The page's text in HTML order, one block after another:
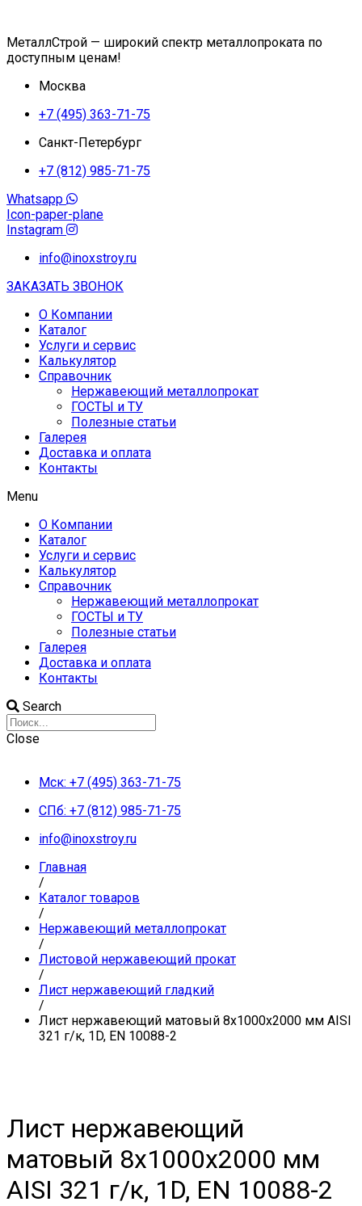
МеталлСтрой — широкий спектр металлопроката по
доступным ценам!
Москва
+7 (495) 363-71-75
Санкт-Петербург
+7 (812) 985-71-75
Whatsapp
Icon-paper-plane
Instagram
info@inoxstroy.ru
ЗАКАЗАТЬ ЗВОНОК
О Компании
Каталог
Услуги и сервис
Калькулятор
Справочник
Нержавеющий металлопрокат
ГОСТЫ и ТУ
Полезные статьи
Галерея
Доставка и оплата
Контакты
Menu
О Компании
Каталог
Услуги и сервис
Калькулятор
Справочник
Нержавеющий металлопрокат
ГОСТЫ и ТУ
Полезные статьи
Галерея
Доставка и оплата
Контакты
Search
Close
Мск: +7 (495) 363-71-75
СПб: +7 (812) 985-71-75
info@inoxstroy.ru
Главная
/
Каталог товаров
/
Нержавеющий металлопрокат
/
Листовой нержавеющий прокат
/
Лист нержавеющий гладкий
/
Лист нержавеющий матовый 8х1000х2000 мм AISI
321 г/к, 1D, EN 10088-2
Лист нержавеющий
матовый 8х1000х2000 мм
AISI 321 г/к, 1D, EN 10088-2